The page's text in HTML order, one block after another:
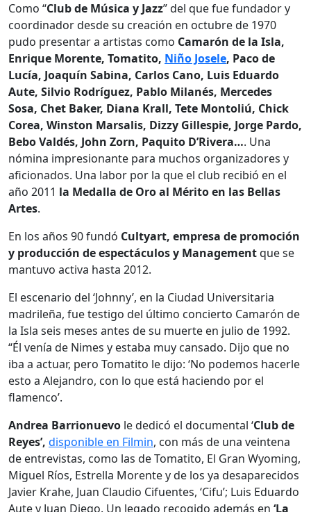
Como “Club de Música y Jazz” del que fue fundador y
coordinador desde su creación en octubre de 1970
pudo presentar a artistas como Camarón de la Isla,
Enrique Morente, Tomatito, Niño Josele, Paco de
Lucía, Joaquín Sabina, Carlos Cano, Luis Eduardo
Aute, Silvio Rodríguez, Pablo Milanés, Mercedes
Sosa, Chet Baker, Diana Krall, Tete Montoliú, Chick
Corea, Winston Marsalis, Dizzy Gillespie, Jorge Pardo,
Bebo Valdés, John Zorn, Paquito D’Rivera…. Una
nómina impresionante para muchos organizadores y
aficionados. Una labor por la que el club recibió en el
año 2011 la Medalla de Oro al Mérito en las Bellas
Artes.
En los años 90 fundó Cultyart, empresa de promoción
y producción de espectáculos y Managementque se
mantuvo activa hasta 2012.
El escenario del ‘Johnny’, en la Ciudad Universitaria
madrileña, fue testigo del último concierto Camarón de
la Isla seis meses antes de su muerte en julio de 1992.
“Él venía de Nimes y estaba muy cansado. Dijo que no
iba a actuar, pero Tomatito le dĳo: ‘No podemos hacerle
esto a Alejandro, con lo que está haciendo por el
flamenco’.
Andrea Barrionuevo le dedicó el documental ‘Club de
Reyes’, disponible en Filmin, con más de una veintena
de entrevistas, como las de Tomatito, El Gran Wyoming,
Miguel Ríos, Estrella Morente y de los ya desaparecidos
Javier Krahe, Juan Claudio Cifuentes, ‘Cifu’; Luis Eduardo
Aute y Juan Diego. Un legado recogido además en ‘La